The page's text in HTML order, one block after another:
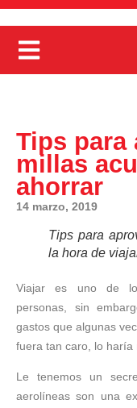
Tips para
millas
ahorrar
14 marzo, 2019
Tips para
la hora de
Viajar es uno de
personas, sin
gastos que algunas
fuera tan caro, lo haría
Le tenemos un
aerolíneas son una